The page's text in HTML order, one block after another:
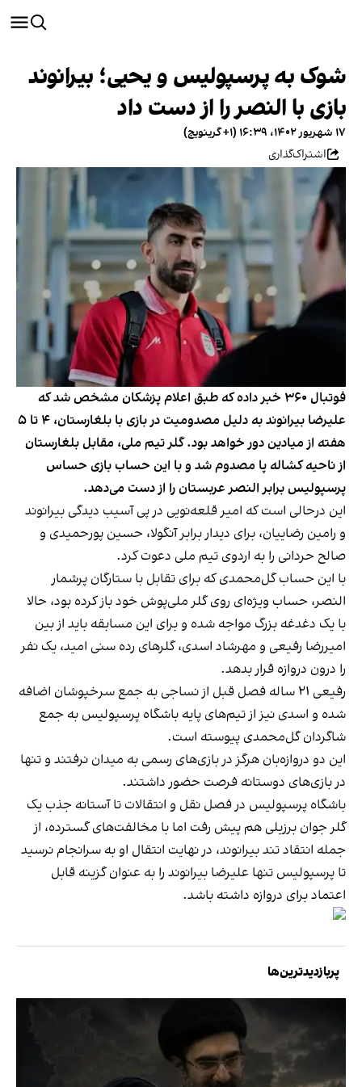
شوک به پرسپولیس و یحیی؛ بیرانوند
بازی با النصر را از دست داد
۱۷ شهریور ۱۴۰۲، ۱۶:۳۹ (‎+۱ گرینویچ)
اشتراک‌گذاری
فوتبال ۳۶۰ خبر داده که طبق اعلام پزشکان مشخص شد که
علیرضا بیرانوند به دلیل مصدومیت در بازی با بلغارستان، ۴ تا ۵
هفته از میادین دور خواهد بود. گلر تیم ملی، مقابل بلغارستان
از ناحیه کشاله پا مصدوم شد و با این حساب بازی حساس
پرسپولیس برابر النصر عربستان را از دست می‌دهد.
این درحالی است که امیر قلعه‌نویی در پی آسیب دیدگی بیرانوند
و رامین رضاییان، برای دیدار برابر آنگولا، حسین پورحمیدی و
صالح حردانی را به اردوی تیم ملی دعوت کرد.
با این حساب گل‌محمدی که برای تقابل با ستارگان پرشمار
النصر، حساب ویژه‌ای روی گلر ملی‌پوش خود باز کرده بود، حالا
با یک دغدغه بزرگ مواجه شده و برای این مسابقه باید از بین
امیررضا رفیعی و مهرشاد اسدی، گلرهای رده سنی امید، یک نفر
را درون دروازه قرار بدهد.
رفیعی ۲۱ ساله فصل قبل از نساجی به جمع سرخپوشان اضافه
شده و اسدی نیز از تیم‌های پایه باشگاه پرسپولیس به جمع
شاگردان گل‌محمدی پیوسته است.
این دو دروازه‌بان هرگز در بازی‌های رسمی به میدان نرفتند و تنها
در بازی‌های دوستانه فرصت حضور داشتند.
باشگاه پرسپولیس در فصل نقل و انتقالات تا آستانه جذب یک
گلر جوان برزیلی هم پیش رفت اما با مخالفت‌های گسترده،‌ از
جمله انتقاد تند بیرانوند، در نهایت انتقال او به سرانجام نرسید
تا پرسپولیس تنها علیرضا بیرانوند را به عنوان گزینه قابل
اعتماد برای دروازه داشته باشد.
پربازدیدترین‌ها